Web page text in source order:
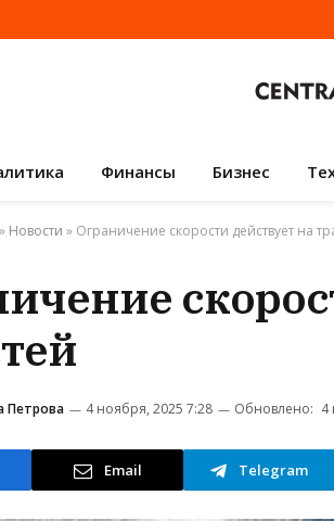
Финансы Бизнес
» Новости » Ограничение скорости действует на
Петрова 4 ноября, 2025 7:28 Обновлено: 4
Email Telegram